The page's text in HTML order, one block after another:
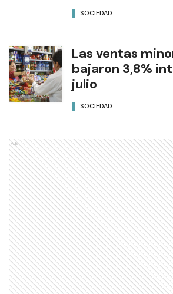
SOCIEDAD
Las ventas
bajaron 3,8%
julio
SOCIEDAD
Ads